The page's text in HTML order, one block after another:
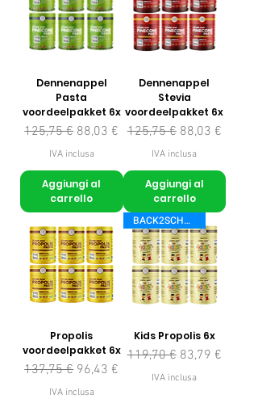
Dennenappel
Pasta
voordeelpakket 6x
Prezzo regolare
125,75 € Prezzo scontato
88,03 €
IVA inclusa
Aggiungi al
carrello
Dennenappel
Stevia
voordeelpakket 6x
Prezzo regolare
125,75 € Prezzo scontato
88,03 €
IVA inclusa
Aggiungi al
carrello
Propolis
voordeelpakket 6x
Prezzo regolare
137,75 € Prezzo scontato
96,43 €
IVA inclusa
BACK2SCHOOL
Kids Propolis 6x
Prezzo regolare
119,70 € Prezzo scontato
83,79 €
IVA inclusa